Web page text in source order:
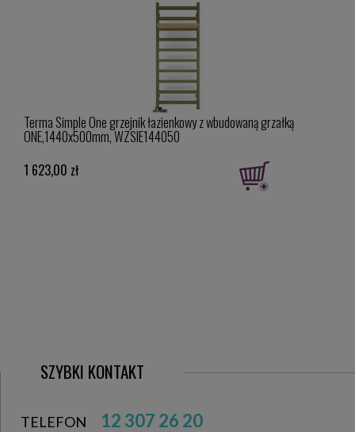
Terma Simple One grzejnik łazienkowy z wbudowaną grzałką
ONE,1440x500mm, WZSIE144050
1 623,00 zł
SZYBKI KONTAKT
TELEFON 12 307 26 20